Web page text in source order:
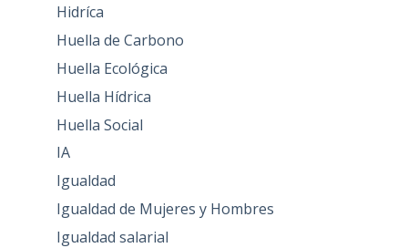
Hidríca
Huella de Carbono
Huella Ecológica
Huella Hídrica
Huella Social
IA
Igualdad
Igualdad de Mujeres y Hombres
Igualdad salarial